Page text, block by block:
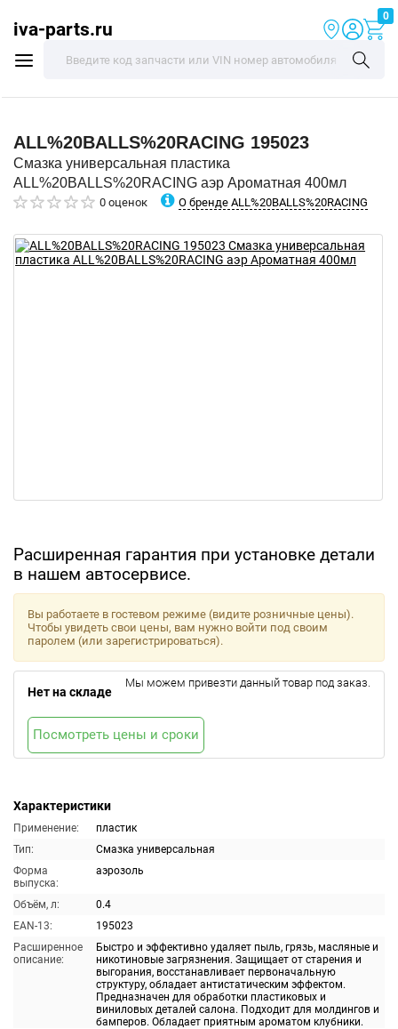
iva-parts.ru
0
ALL%20BALLS%20RACING 195023
Смазка универсальная пластика
ALL%20BALLS%20RACING аэр Ароматная 400мл
0 оценок О бренде ALL%20BALLS%20RACING
Расширенная гарантия при установке детали
в нашем автосервисе.
Характеристики
Применение:
пластик
Тип:
Смазка универсальная
Форма
выпуска:
аэрозоль
Объём, л:
0.4
EAN-13:
195023
Расширенное
описание:
Быстро и эффективно удаляет пыль, грязь, масляные и
никотиновые загрязнения. Защищает от старения и
выгорания, восстанавливает первоначальную
структуру, обладает антистатическим эффектом.
Предназначен для обработки пластиковых и
виниловых деталей салона. Подходит для молдингов и
бамперов. Обладает приятным ароматом клубники.
Вы работаете в гостевом режиме (видите розничные цены).
Чтобы увидеть свои цены, вам нужно войти под своим
паролем (или зарегистрироваться).
Нет на складе
Мы можем привезти данный товар под заказ.
Посмотреть цены и сроки